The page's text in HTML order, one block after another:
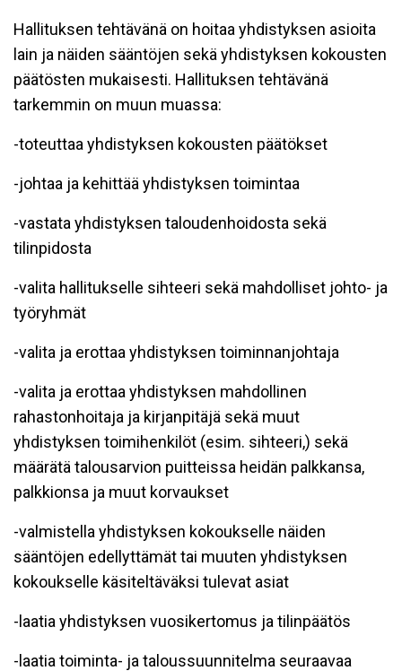
Hallituksen tehtävänä on hoitaa yhdistyksen asioita
lain ja näiden sääntöjen sekä yhdistyksen kokousten
päätösten mukaisesti. Hallituksen tehtävänä
tarkemmin on muun muassa:
-toteuttaa yhdistyksen kokousten päätökset
-johtaa ja kehittää yhdistyksen toimintaa
-vastata yhdistyksen taloudenhoidosta sekä
tilinpidosta
-valita hallitukselle sihteeri sekä mahdolliset johto- ja
työryhmät
-valita ja erottaa yhdistyksen toiminnanjohtaja
-valita ja erottaa yhdistyksen mahdollinen
rahastonhoitaja ja kirjanpitäjä sekä muut
yhdistyksen toimihenkilöt (esim. sihteeri,) sekä
määrätä talousarvion puitteissa heidän palkkansa,
palkkionsa ja muut korvaukset
-valmistella yhdistyksen kokoukselle näiden
sääntöjen edellyttämät tai muuten yhdistyksen
kokoukselle käsiteltäväksi tulevat asiat
-laatia yhdistyksen vuosikertomus ja tilinpäätös
-laatia toiminta- ja taloussuunnitelma seuraavaa